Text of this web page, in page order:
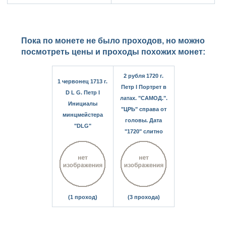
Пока по монете не было проходов, но можно
посмотреть цены и проходы похожих монет:
1 червонец 1713 г.
D L G. Петр I
Инициалы
минцмейстера
"DLG"
(1 проход)
2 рубля 1720 г.
Петр I Портрет в
латах. "САМОД.".
"ЦРЬ" справа от
головы. Дата
"1720" слитно
(3 прохода)